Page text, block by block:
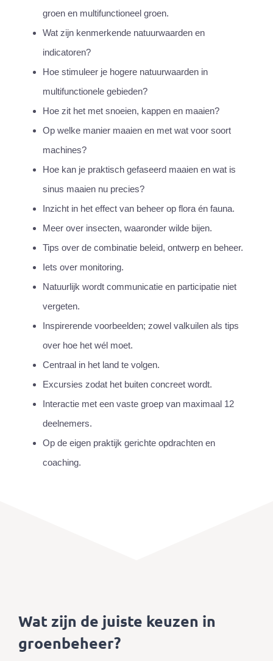
groen en multifunctioneel groen.
Wat zijn kenmerkende natuurwaarden en
indicatoren?
Hoe stimuleer je hogere natuurwaarden in
multifunctionele gebieden?
Hoe zit het met snoeien, kappen en maaien?
Op welke manier maaien en met wat voor soort
machines?
Hoe kan je praktisch gefaseerd maaien en wat is
sinus maaien nu precies?
Inzicht in het effect van beheer op flora én fauna.
Meer over insecten, waaronder wilde bijen.
Tips over de combinatie beleid, ontwerp en beheer.
Iets over monitoring.
Natuurlijk wordt communicatie en participatie niet
vergeten.
Inspirerende voorbeelden; zowel valkuilen als tips
over hoe het wél moet.
Centraal in het land te volgen.
Excursies zodat het buiten concreet wordt.
Interactie met een vaste groep van maximaal 12
deelnemers.
Op de eigen praktijk gerichte opdrachten en
coaching.
Wat zijn de juiste keuzen in
groenbeheer?